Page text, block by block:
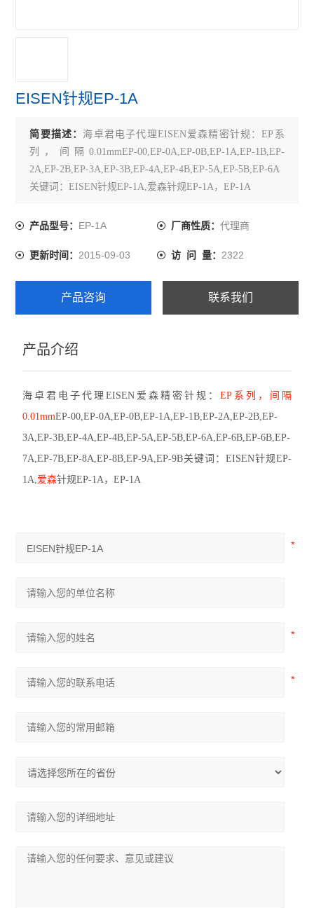
SK新泻
ELSEN爱森
佐藤SATO
瑞士TETKO
横河YOKOGAWA
赛发SEFAR
新宝SHIMPO
查看全部 >>
EISEN针规EP-1A
简要描述： 海卓君电子代理EISEN爱森精密针规：EP系
列，间隔0.01mmEP-00,EP-0A,EP-0B,EP-1A,EP-1B,EP-
2A,EP-2B,EP-3A,EP-3B,EP-4A,EP-4B,EP-5A,EP-5B,EP-6A
关键词：EISEN针规EP-1A,爱森针规EP-1A，EP-1A
产品型号： EP-1A 厂商性质： 代理商
更新时间：2015-09-03 访 问 量： 2322
产品咨询 联系我们
产品介绍
海卓君电子代理EISEN爱森精密针规： EP系列，间隔
0.01mmEP-00,EP-0A,EP-0B,EP-1A,EP-1B,EP-2A,EP-2B,EP-
3A,EP-3B,EP-4A,EP-4B,EP-5A,EP-5B,EP-6A,EP-6B,EP-6B,EP-
7A,EP-7B,EP-8A,EP-8B,EP-9A,EP-9B关键词： EISEN针规EP-
1A,爱森针规EP-1A，EP-1A